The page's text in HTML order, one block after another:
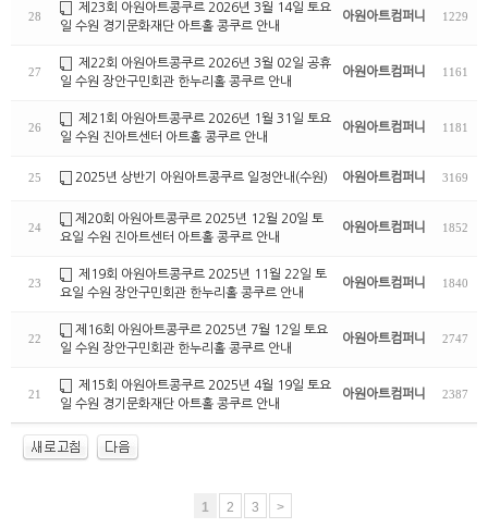
28
제23회 아원아트콩쿠르 2026년 3월 14일 토요
일 수원 경기문화재단 아트홀 콩쿠르 안내
아원아트컴퍼니 1229
27
제22회 아원아트콩쿠르 2026년 3월 02일 공휴
일 수원 장안구민회관 한누리홀 콩쿠르 안내
아원아트컴퍼니 1161
26
제21회 아원아트콩쿠르 2026년 1월 31일 토요
일 수원 진아트센터 아트홀 콩쿠르 안내
아원아트컴퍼니 1181
25 2025년 상반기 아원아트콩쿠르 일정안내(수원) 아원아트컴퍼니 3169
24
제20회 아원아트콩쿠르 2025년 12월 20일 토
요일 수원 진아트센터 아트홀 콩쿠르 안내
아원아트컴퍼니 1852
23
제19회 아원아트콩쿠르 2025년 11월 22일 토
요일 수원 장안구민회관 한누리홀 콩쿠르 안내
아원아트컴퍼니 1840
22
제16회 아원아트콩쿠르 2025년 7월 12일 토요
일 수원 장안구민회관 한누리홀 콩쿠르 안내
아원아트컴퍼니 2747
21
제15회 아원아트콩쿠르 2025년 4월 19일 토요
일 수원 경기문화재단 아트홀 콩쿠르 안내
아원아트컴퍼니 2387
1 2 3 >